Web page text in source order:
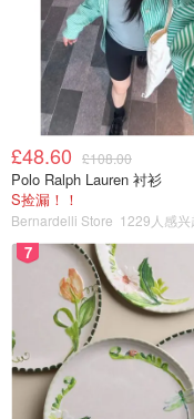
£48.60 £108.00
Polo Ralph Lauren 衬衫
S捡漏！！
Bernardelli Store 1229人感兴
7